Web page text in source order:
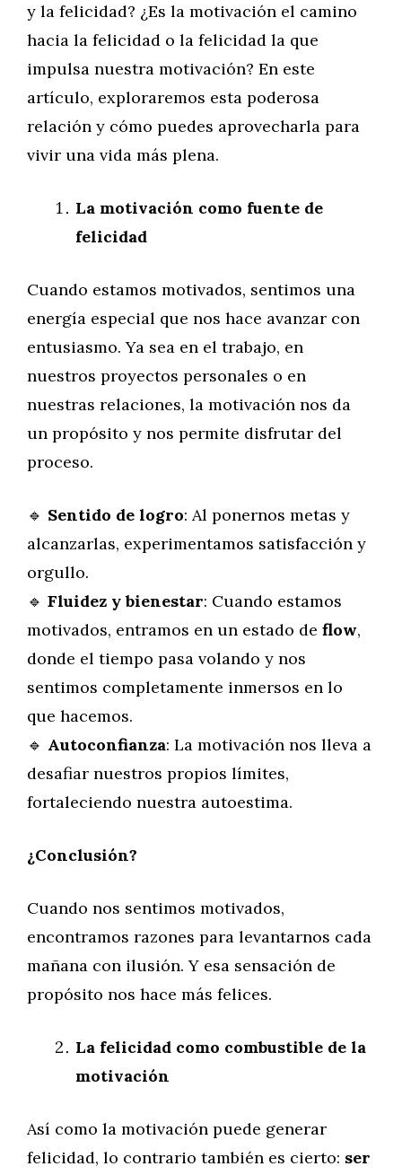
y la felicidad? ¿Es la motivación el camino
hacia la felicidad o la felicidad la que
impulsa nuestra motivación? En este
artículo, exploraremos esta poderosa
relación y cómo puedes aprovecharla para
vivir una vida más plena.
La motivación como fuente de
felicidad
Cuando estamos motivados, sentimos una
energía especial que nos hace avanzar con
entusiasmo. Ya sea en el trabajo, en
nuestros proyectos personales o en
nuestras relaciones, la motivación nos da
un propósito y nos permite disfrutar del
proceso.
🔹 Sentido de logro: Al ponernos metas y
alcanzarlas, experimentamos satisfacción y
orgullo.
🔹 Fluidez y bienestar: Cuando estamos
motivados, entramos en un estado de flow,
donde el tiempo pasa volando y nos
sentimos completamente inmersos en lo
que hacemos.
🔹 Autoconfianza: La motivación nos lleva a
desafiar nuestros propios límites,
fortaleciendo nuestra autoestima.
¿Conclusión?
Cuando nos sentimos motivados,
encontramos razones para levantarnos cada
mañana con ilusión. Y esa sensación de
propósito nos hace más felices.
La felicidad como combustible de la
motivación
Así como la motivación puede generar
felicidad, lo contrario también es cierto: ser